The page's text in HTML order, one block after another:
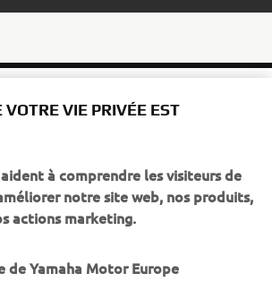
VOTRE VIE PRIVÉE EST
à comprendre les visiteurs de
notre site web, nos produits,
actions marketing.
de Yamaha Motor Europe